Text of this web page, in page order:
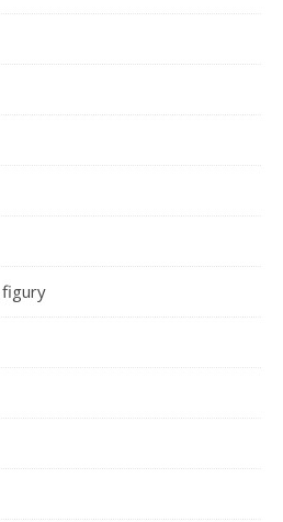
figury